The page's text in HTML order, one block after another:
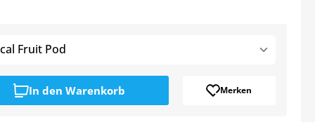
Fruit Pod
In den Warenkorb Merken